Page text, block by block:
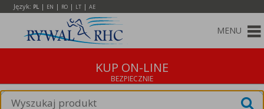
Język: PL | EN | RO | LT | AE
MENU
KUP ON-LINE